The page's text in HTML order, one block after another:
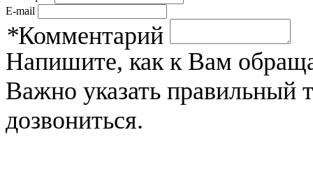
E-mail
*Комментарий
Напишите, как к Вам
Важно указать
дозвониться.